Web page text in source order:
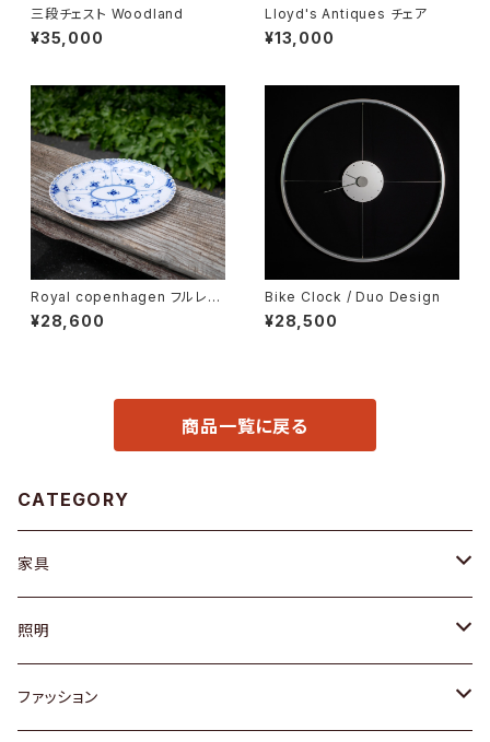
三段チェスト Woodland
¥35,000
Lloyd's Antiques チェア
¥13,000
Royal copenhagen フルレー
ス オーバルディッシュ
¥28,600
Bike Clock / Duo Design
¥28,500
商品一覧に戻る
CATEGORY
家具
ソファ / ベンチ
チェア / スツール
照明
ペンダントライト
ファッション